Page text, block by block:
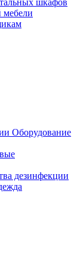
шкафов
Оборудование
дезинфекции